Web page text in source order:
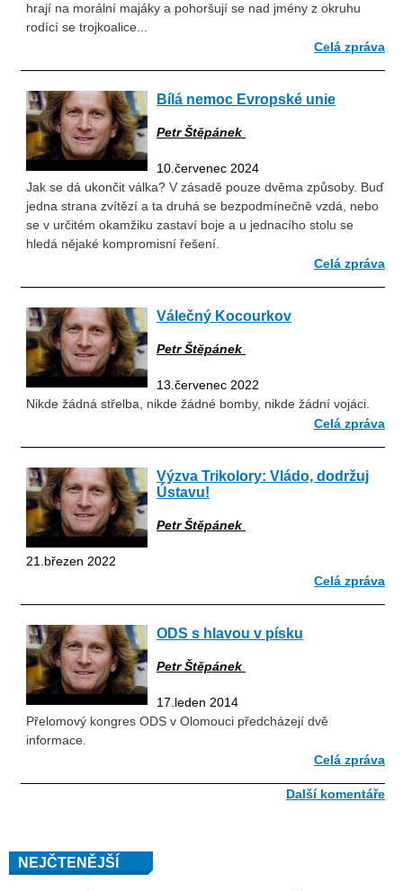
hrají na morální majáky a pohoršují se nad jmény z okruhu
rodící se trojkoalice...
Celá zpráva
Bílá nemoc Evropské unie
Petr Štěpánek
10.červenec 2024
Jak se dá ukončit válka? V zásadě pouze dvěma způsoby. Buď
jedna strana zvítězí a ta druhá se bezpodmínečně vzdá, nebo
se v určitém okamžiku zastaví boje a u jednacího stolu se
hledá nějaké kompromisní řešení.
Celá zpráva
Válečný Kocourkov
Petr Štěpánek
13.červenec 2022
Nikde žádná střelba, nikde žádné bomby, nikde žádní vojáci.
Celá zpráva
Výzva Trikolory: Vládo, dodržuj
Ústavu!
Petr Štěpánek
21.březen 2022
Celá zpráva
ODS s hlavou v písku
Petr Štěpánek
17.leden 2014
Přelomový kongres ODS v Olomouci předcházejí dvě
informace.
Celá zpráva
Další komentáře
NEJČTENĚJŠÍ